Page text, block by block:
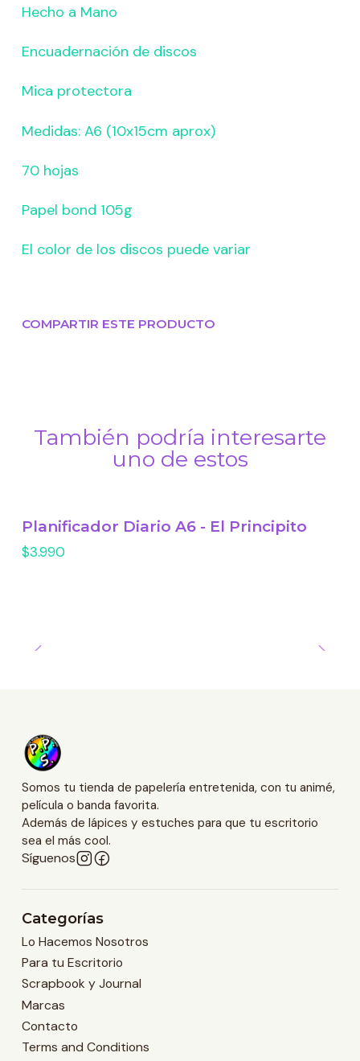
Hecho a Mano
Encuadernación de discos
Mica protectora
Medidas: A6 (10x15cm aprox)
70 hojas
Papel bond 105g
El color de los discos puede variar
COMPARTIR ESTE PRODUCTO
También podría interesarte
uno de estos
Planificador Diario A6 - El Principito
$3.990
Somos tu tienda de papelería entretenida, con tu animé,
película o banda favorita.
Además de lápices y estuches para que tu escritorio
sea el más cool.
Síguenos
Categorías
Lo Hacemos Nosotros
Para tu Escritorio
Scrapbook y Journal
Marcas
Contacto
Terms and Conditions